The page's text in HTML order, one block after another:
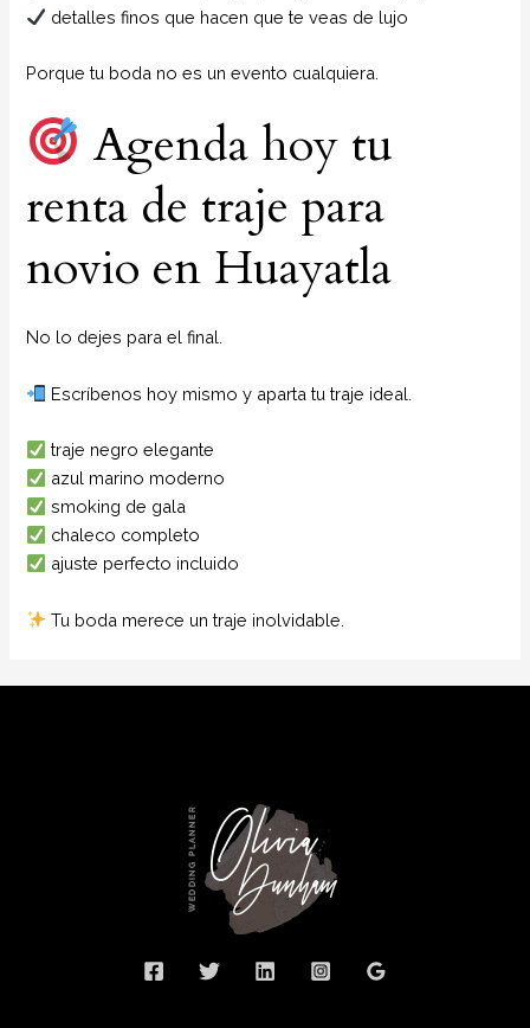
detalles finos que hacen que te veas de lujo
Porque tu boda no es un evento cualquiera.
Agenda hoy tu
renta de traje para
novio en Huayatla
No lo dejes para el final.
Escríbenos hoy mismo y aparta tu traje ideal.
traje negro elegante
azul marino moderno
smoking de gala
chaleco completo
ajuste perfecto incluido
Tu boda merece un traje inolvidable.